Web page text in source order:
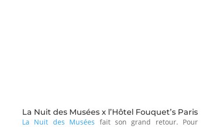
La Nuit des Musées x l’Hôtel Fouquet’s Paris
La Nuit des Musées fait son grand retour. Pour